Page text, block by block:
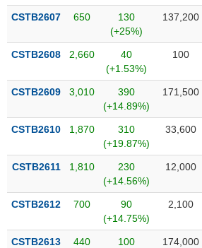
yết
sung
niêm
yết
Theo
dõi
biệt
được
quỹ
CSTB2607 650
130
(+25%)
137,200
CSTB2608 2,660
40
(+1.53%)
100
CSTB2609 3,010
390
(+14.89%)
171,500
CSTB2610 1,870
310
(+19.87%)
33,600
CSTB2611 1,810
230
(+14.56%)
12,000
CSTB2612 700
90
(+14.75%)
2,100
CSTB2613 440
100
174,000
TRÁI
CÔNG
ĐẦU
TƯ
DỮ